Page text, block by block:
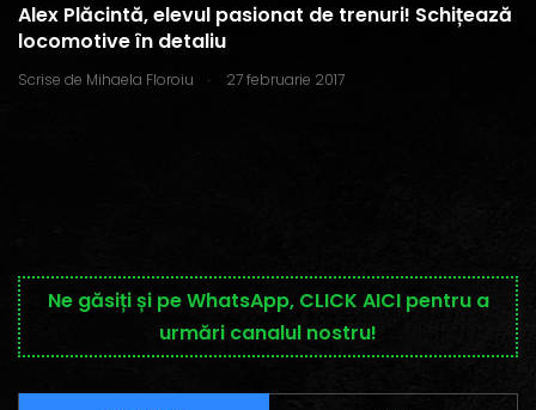
Alex Plăcintă, elevul pasionat de trenuri! Schițează
locomotive în detaliu
Scrise de Mihaela Floroiu . 27 februarie 2017
Ne găsiți și pe WhatsApp, CLICK AICI pentru a
urmări canalul nostru!